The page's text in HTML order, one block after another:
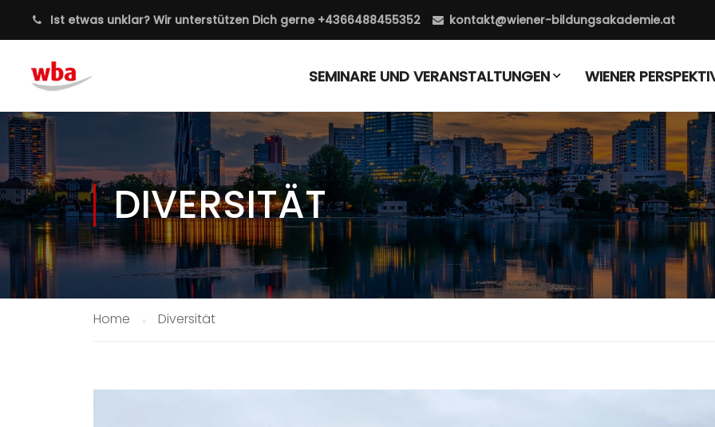
Ist etwas unklar? Wir unterstützen Dich gerne+4366488455352 kontakt@wiener-bildungsakademie.at
SEMINARE UND VERANSTALTUNGEN WIENER
DIVERSITÄT
Home Diversität